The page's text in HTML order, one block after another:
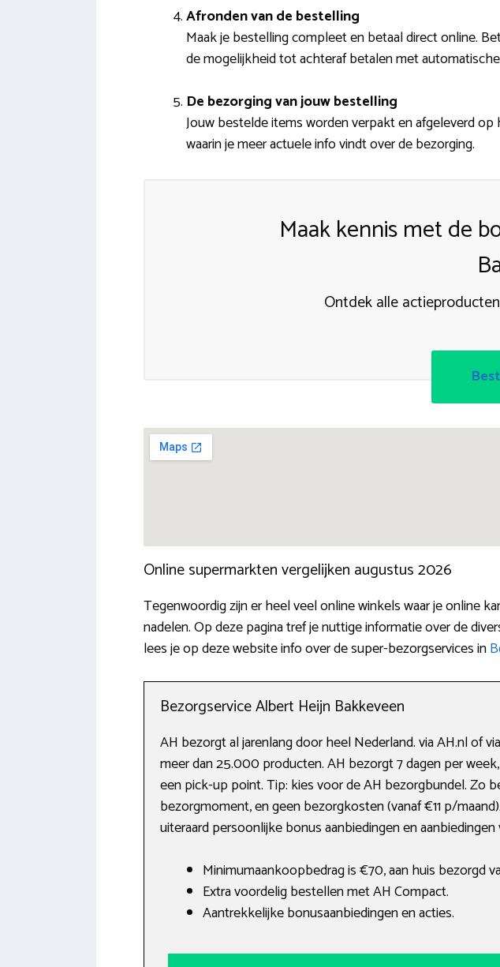
Afronden van de bestelling
Maak je bestelling compleet en betaal direct online.
de mogelijkheid tot achteraf betalen met
De bezorging van jouw bestelling
Jouw bestelde items worden verpakt en afgeleverd
waarin je meer actuele info vindt over de bezorging.
Maak kennis met de
Ontdek alle
Online supermarkten vergelijken augustus 2026
Tegenwoordig zijn er heel veel online winkels waar je online
nadelen. Op deze pagina tref je nuttige informatie over de
lees je op deze website info over de super-bezorgservices in
Bezorgservice Albert Heijn Bakkeveen
AH bezorgt al jarenlang door heel Nederland. via AH.nl of
meer dan 25.000 producten. AH bezorgt 7 dagen per
een pick-up point. Tip: kies voor de AH bezorgbundel. Zo
bezorgmoment, en geen bezorgkosten (vanaf €11 p/
uiteraard persoonlijke bonus aanbiedingen en
Minimumaankoopbedrag is €70, aan huis bezorgd
Extra voordelig bestellen met AH Compact.
Aantrekkelijke bonusaanbiedingen en acties.